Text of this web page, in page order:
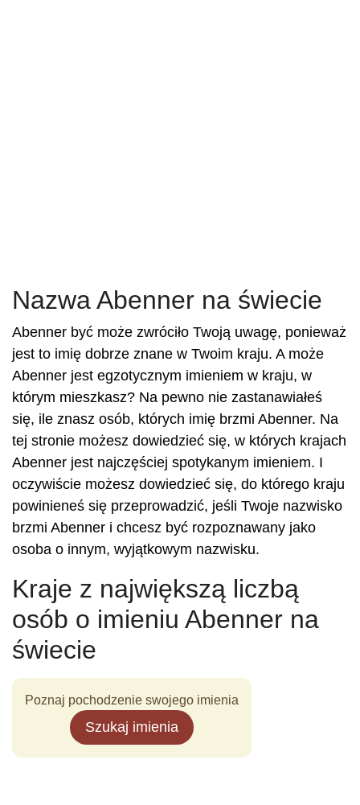
Nazwa Abenner na świecie
Abenner być może zwróciło Twoją uwagę, ponieważ
jest to imię dobrze znane w Twoim kraju. A może
Abenner jest egzotycznym imieniem w kraju, w
którym mieszkasz? Na pewno nie zastanawiałeś
się, ile znasz osób, których imię brzmi Abenner. Na
tej stronie możesz dowiedzieć się, w których krajach
Abenner jest najczęściej spotykanym imieniem. I
oczywiście możesz dowiedzieć się, do którego kraju
powinieneś się przeprowadzić, jeśli Twoje nazwisko
brzmi Abenner i chcesz być rozpoznawany jako
osoba o innym, wyjątkowym nazwisku.
Kraje z największą liczbą
osób o imieniu Abenner na
świecie
Poznaj pochodzenie swojego imienia
Szukaj imienia